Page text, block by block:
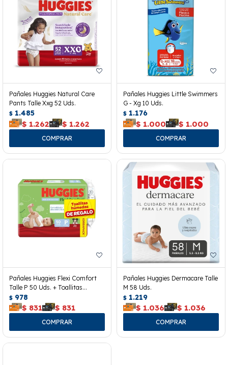
Pañales Huggies Natural Care
Pants Talle Xxg 52 Uds.
$ 1.485
$ 1.262 $ 1.262
Pañales Huggies Little Swimmers
G - Xg 10 Uds.
$ 1.176
$ 1.000 $ 1.000
Pañales Huggies Flexi Comfort
Talle P 50 Uds. + Toallitas
Húmedas
$ 978
$ 831 $ 831
Pañales Huggies Dermacare Talle
M 58 Uds.
$ 1.219
$ 1.036 $ 1.036